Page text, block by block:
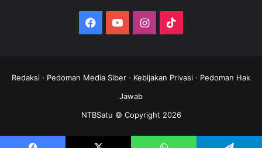
Facebook
YouTubeInstagram
Redaksi · Pedoman Media Siber · Kebijakan Privasi · Pedoman Hak
Jawab
NTBSatu © Copyright 2026